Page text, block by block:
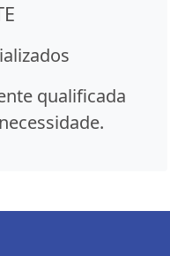
qualificada